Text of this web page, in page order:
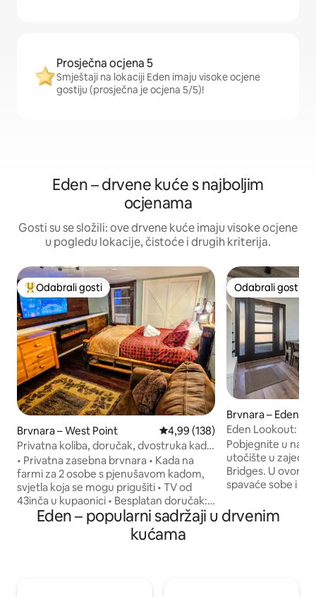
Prosječna ocjena 5
Smještaji na lokaciji Eden imaju visoke ocjene
gostiju (prosječna je ocjena 5/5)!
Eden – drvene kuće s najboljim
ocjenama
Gosti su se složili: ove drvene kuće imaju visoke ocjene
u pogledu lokacije, čistoće i drugih kriterija.
Među najviše rangiranima s oznakom „Odabrali gosti”
Odabrali gosti
Brvnara – West Point Prosječna ocjena: 4,99/5,
4,99 (138)
Privatna koliba, doručak, dvostruka kada,
TV od 75", kajak, WD
• Privatna zasebna brvnara • Kada na
farmi za 2 osobe s pjenušavom kadom,
svjetla koja se mogu prigušiti • TV od
43inča u kupaonici • Besplatan doručak:
mješavina vafla sa sirupom, kava, čaj,
vrući kakao • Potpuno opremljena
Odabrali gosti
Odabrali gosti
Brvnara – Eden
Eden Lookout:
veliki bračni
Pobjegnite u
utočište u
Bridges. U ovom
spavaće sobe i
krevet, dva
bračni krevet.
Eden – popularni sadržaji u drvenim
kućama